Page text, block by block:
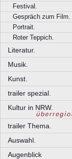
Festival.
Gespräch zum Film.
Portrait.
Roter Teppich.
Literatur.
Musik.
Kunst.
trailer spezial.
Kultur in NRW.
trailer Thema.
Auswahl.
Augenblick